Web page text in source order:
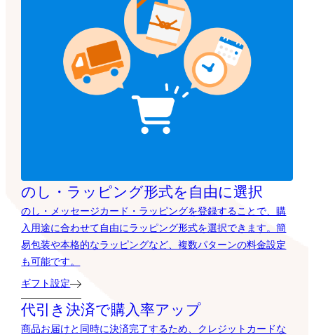
のし・ラッピング形式を自由に選択
のし・メッセージカード・ラッピングを登録することで、購
入用途に合わせて自由にラッピング形式を選択できます。簡
易包装や本格的なラッピングなど、複数パターンの料金設定
も可能です。
ギフト設定
代引き決済で購入率アップ
商品お届けと同時に決済完了するため、クレジットカードな